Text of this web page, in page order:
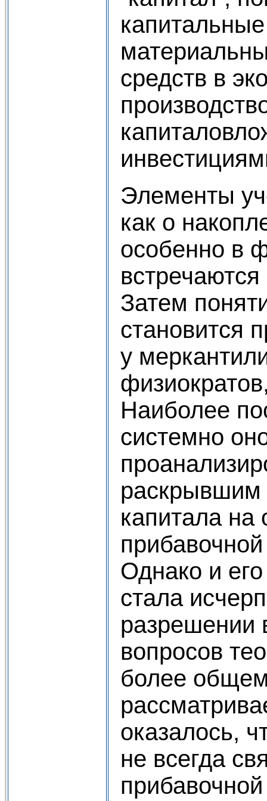
средств в
Элементы
как о
особенно в
Затем
становится
у
Наиболее
системно
раскрывшим
капитала на
Однако и
стала
разрешении
вопросов
более
оказалось,
не всегда